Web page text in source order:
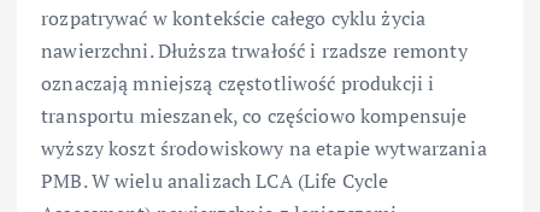
rozpatrywać w kontekście całego cyklu życia
nawierzchni. Dłuższa trwałość i rzadsze remonty
oznaczają mniejszą częstotliwość produkcji i
transportu mieszanek, co częściowo kompensuje
wyższy koszt środowiskowy na etapie wytwarzania
PMB. W wielu analizach LCA (Life Cycle